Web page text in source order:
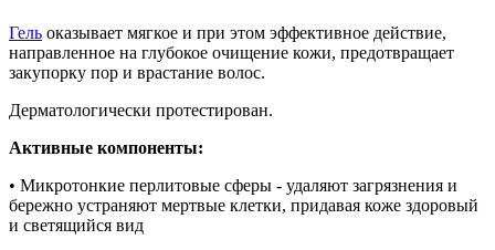
Гель оказывает мягкое и при этом эффективное действие,
направленное на глубокое очищение кожи, предотвращает
закупорку пор и врастание волос.
Дерматологически протестирован.
Активные компоненты:
• Микротонкие перлитовые сферы - удаляют загрязнения и
бережно устраняют мертвые клетки, придавая коже здоровый
и светящийся вид